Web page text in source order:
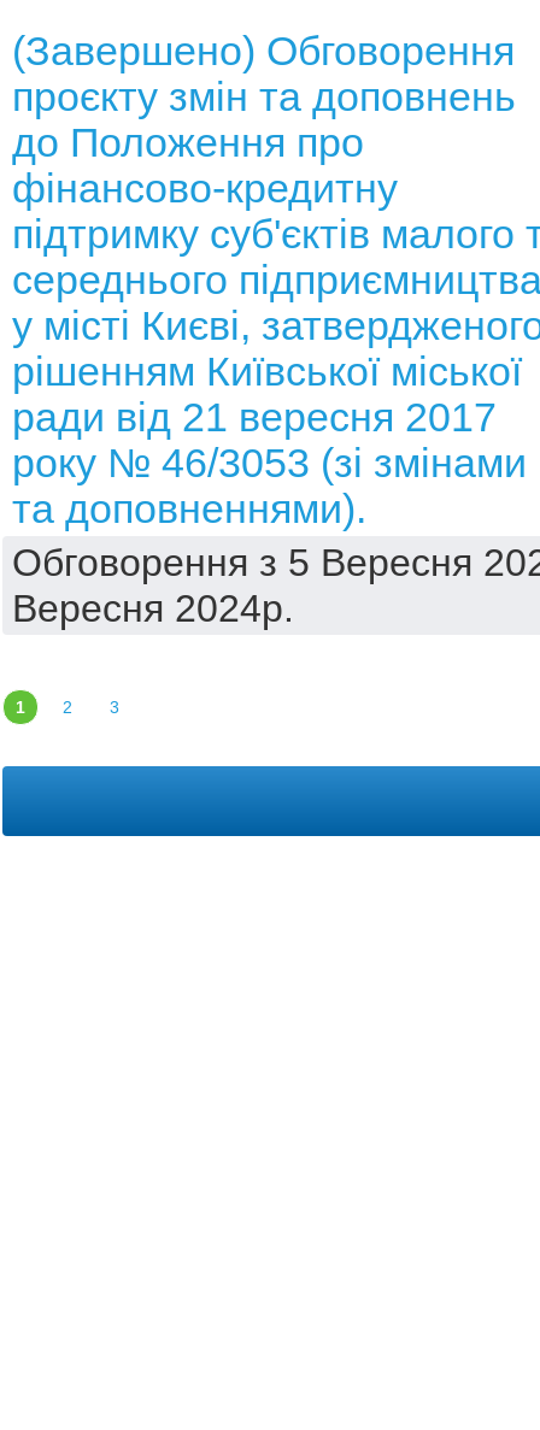
(Завершено) Обговорення
проєкту змін та доповнень
до Положення про
фінансово-кредитну
підтримку суб'єктів малого
середнього
у місті Києві,
рішенням Київської міської
ради від 21 вересня 2017
року № 46/3053 (зі змінами
та доповненнями).
Обговорення з 5 Вересня
Вересня 2024р.
1 2 3